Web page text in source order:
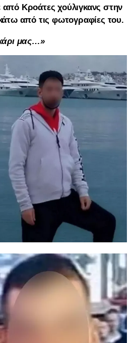
από Κροάτες χούλιγκανς στην
από τις φωτογραφίες του.
μας…»